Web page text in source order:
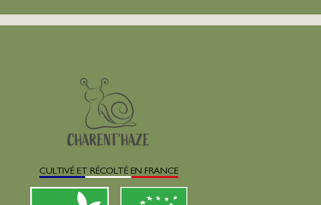
CULTIVÉ ET RÉCOLTÉ EN FRANCE